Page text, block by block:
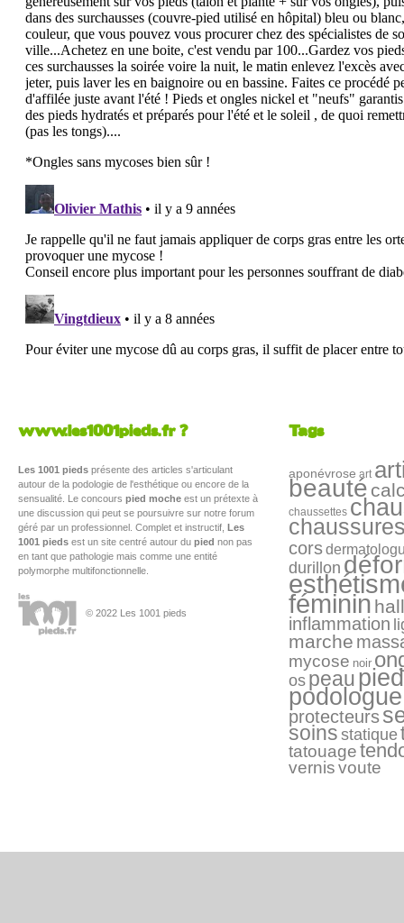
www.les1001pieds.fr ?
Les 1001 pieds présente des articles s'articulant
autour de la podologie de l'esthétique ou encore de la
sensualité. Le concours pied moche est un prétexte à
une discussion qui peut se poursuivre sur notre forum
géré par un professionnel. Complet et instructif,
Les
1001 pieds est un site centré autour du pied non pas
en tant que pathologie mais comme une entité
polymorphe multifonctionnelle.
© 2022 Les 1001 pieds
Tags
aponévrose art
beauté
chaussettes
cors
durillon
féminin
inflammation
marche
mycose noir
ospeaupied
podologue
protecteurs
soins statique
tatouage
vernisvoute